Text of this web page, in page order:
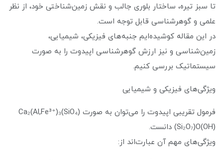
تا سبز تیره، ساختار بلوری جالب و نقش زمین‌شناختی خود، از نظر
علمی و گوهرشناسی قابل توجه است.
در این مقاله کوشیده‌ایم جنبه‌های فیزیکی، شیمیایی،
زمین‌شناسی و نیز ارزش گوهرشناسی اپیدوت را به صورت
سیستماتیک بررسی کنیم.
ویژگی‌های فیزیکی و شیمیایی
فرمول تقریبی اپیدوت را می‌توان به صورت Ca₂(Al,Fe³⁺)₃(SiO₄)
(Si₂O₇)O(OH) دانست.
ویژگی‌های مهم آن عبارت‌اند از: